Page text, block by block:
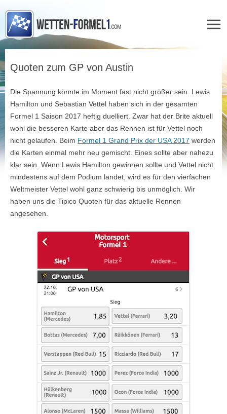
springen
Quoten zum GP von Austin
Die Spannung könnte im Moment fast nicht größer sein. Lewis
Hamilton und Sebastian Vettel haben sich in der gesamten
Formel 1 Saison 2017 heftig duelliert. Zwar hat der Brite aktuell
wohl die besseren Karte aber das Rennen ist für Vettel noch
nicht gelaufen. Beim Formel 1 Grand Prix der USA 2017 werden
die Karten einmal mehr neu gemischt. Eines sollte aber nahezu
klar sein. Wenn Lewis Hamilton gewinnen sollte und Vettel nicht
mindestens auf dem Podium landet, wird es für den vierfachen
Weltmeister Vettel wohl ganz schwierig bis unmöglich. Wir
haben uns die Tipico Quoten für das aktuelle Rennen
angesehen.